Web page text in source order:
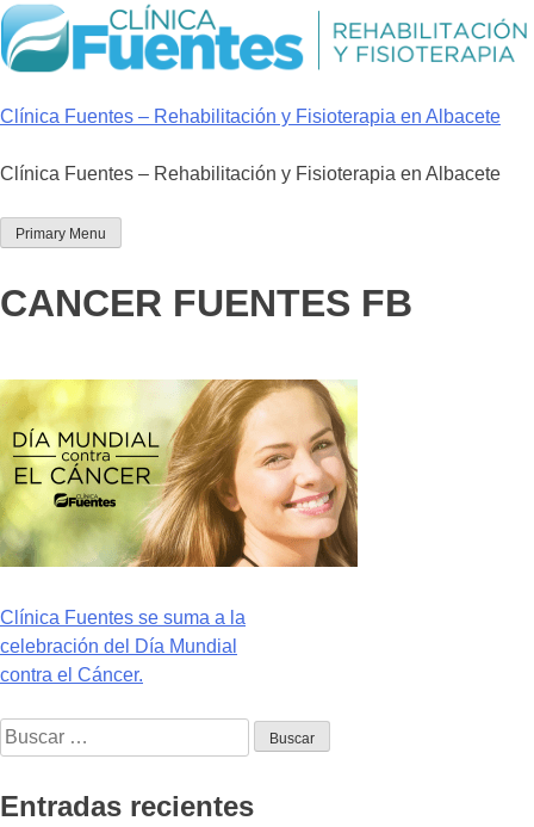
Skip
to
content
Clínica Fuentes – Rehabilitación y Fisioterapia en Albacete
Clínica Fuentes – Rehabilitación y Fisioterapia en Albacete
Primary Menu
CANCER FUENTES FB
Navegación
de
Clínica Fuentes se suma a la
celebración del Día Mundial
contra el Cáncer.
Buscar:
Entradas recientes